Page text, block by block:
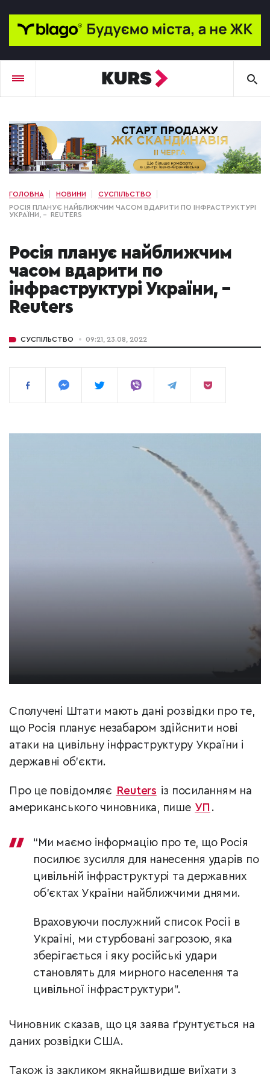
ГОЛОВНА НОВИНИ
СУСПІЛЬСТВО
РОСІЯ ПЛАНУЄ НАЙБЛИЖЧИМ ЧАСОМ ВДАРИТИ ПО ІНФРАСТРУКТУРІ
УКРАЇНИ, – REUTERS
Росія планує найближчим
часом вдарити по
інфраструктурі України, –
Reuters
СУСПІЛЬСТВО 09:21, 23.08, 2022
Сполучені Штати мають дані розвідки про те,
що Росія планує незабаром здійснити нові
атаки на цивільну інфраструктуру України і
державні об’єкти.
Про це повідомляє Reuters із посиланням на
американського чиновника, пише УП .
“Ми маємо інформацію про те, що Росія
посилює зусилля для нанесення ударів по
цивільній інфраструктурі та державних
об’єктах України найближчими днями.
Враховуючи послужний список Росії в
Україні, ми стурбовані загрозою, яка
зберігається і яку російські удари
становлять для мирного населення та
цивільної інфраструктури”.
Чиновник сказав, що ця заява ґрунтується на
даних розвідки США.
Також із закликом якнайшвидше виїхати з